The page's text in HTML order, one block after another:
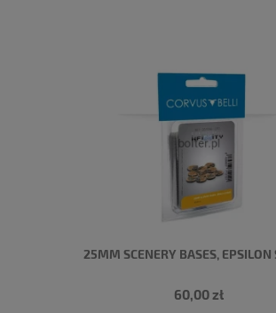
25MM SCENERY BASES, EPSILON
60,00 zł